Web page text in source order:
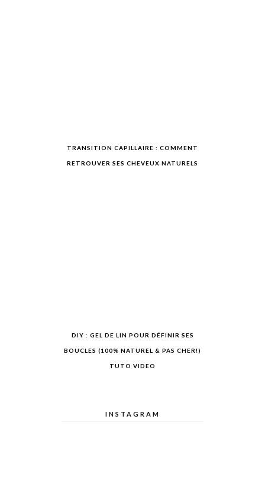
TRANSITION CAPILLAIRE : COMMENT
RETROUVER SES CHEVEUX NATURELS
DIY : GEL DE LIN POUR DÉFINIR SES
BOUCLES (100% NATUREL & PAS CHER!)
TUTO VIDEO
INSTAGRAM